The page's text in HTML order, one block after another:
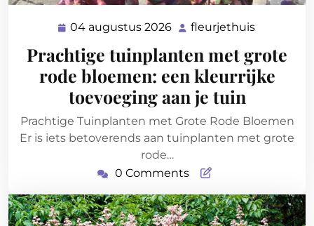
04 augustus 2026 04
2026
fleurjethuis
Prachtige tuinplanten met grote
rode bloemen: een kleurrijke
toevoeging aan je tuin
Prachtige Tuinplanten met Grote Rode Bloemen
Er is iets betoverends aan tuinplanten met grote
rode…
0 Comments